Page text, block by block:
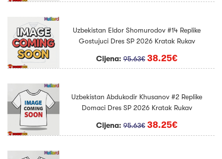
Uzbekistan Eldor Shomurodov #14 Replike
Gostujuci Dres SP 2026 Kratak Rukav
Cijena:95.63€ 38.25€
Uzbekistan Abdukodir Khusanov #2 Replike
Domaci Dres SP 2026 Kratak Rukav
Cijena:95.63€ 38.25€